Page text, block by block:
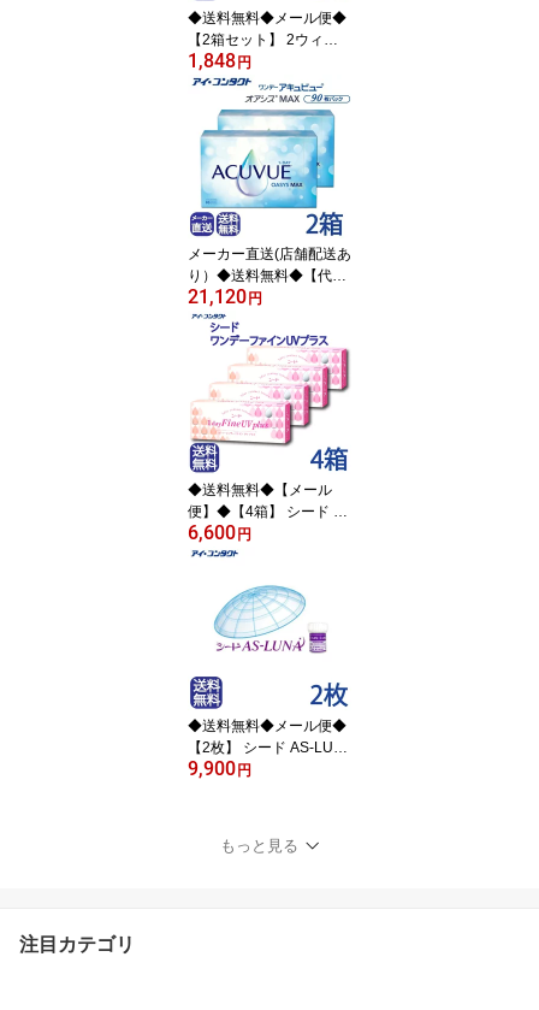
◆送料無料◆メール便◆
【2箱セット】 2ウィー
ク リフレアUV (6枚) (コ
ンタクトレンズ/2週間交
換/2ウィーク/メール便/フ
ロムアイズ/ツーウィーク
UV リフレア)
1,848 円
メーカー直送(店舗配送あ
り）◆送料無料◆【代引
不可】ワンデーアキュビ
ューオアシス MAX 90枚
パック【2箱】( コンタク
トレンズ コンタクト 1日
使い捨て ワンデー ジョ
ンソン オアシス MAX 1d
ay acuvue oasys 90枚 U
Vカット 要処方指示書提
出 )
21,120 円
◆送料無料◆【メール
便】◆【4箱】 シード ワ
ンデーファインUVプラ
ス 【30枚×4箱】 ( コン
ワンデー 1日使い捨て 30
枚 1day fine UV シード S
EED )
6,600 円
◆送料無料◆メール便◆
【2枚】 シード AS-LUN
A(ルナ）( コンタクトレ
S1 エスワン AS-LUNA
ルナ シード SEED )
9,900 円
もっと見る
注目カテゴリ